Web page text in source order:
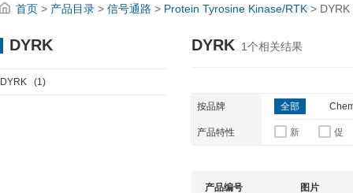
首页 > 产品目录 > 信号通路 > Protein Tyrosine Kinase/RTK > DYRK
DYRK
DYRK (1)
DYRK 1个相关结果
按品牌 全部
产品特性 新 促
产品编号 图片